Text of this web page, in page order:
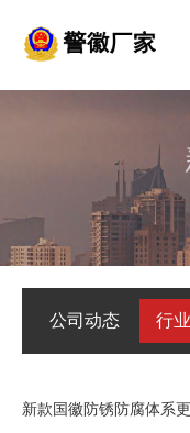
公司动态 行
新款国徽防锈防腐体系